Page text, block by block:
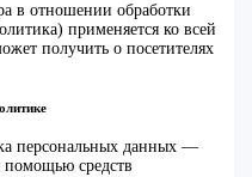
в отношении обработки
применяется ко всей
получить о посетителях
персональных данных —
помощью средств